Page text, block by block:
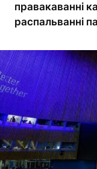
правакаванні
распальванні